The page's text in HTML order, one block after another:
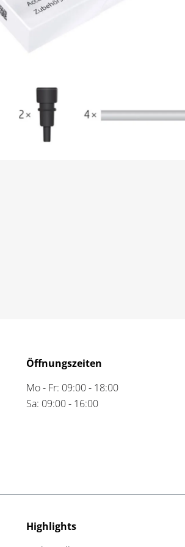
Öffnungszeiten
Mo - Fr: 09:00 - 18:00
Sa: 09:00 - 16:00
Highlights